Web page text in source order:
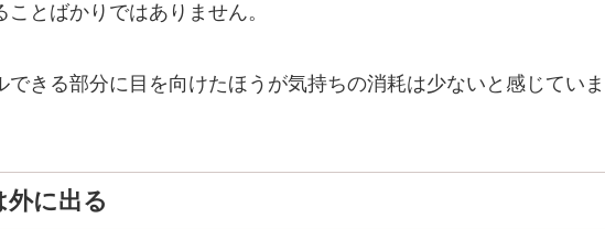
とばかりではありません。
きる部分に目を向けたほうが気持ちの消耗は少ないと感じていま
に出る